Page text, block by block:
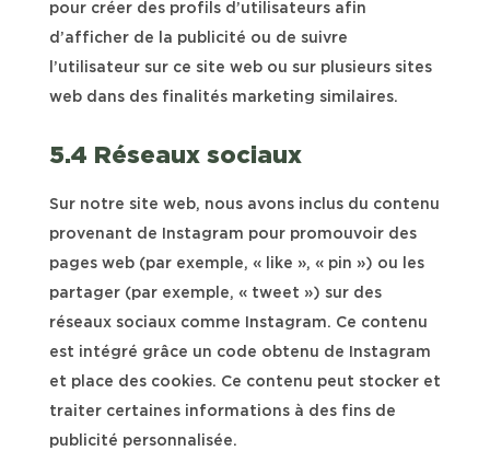
pour créer des profils d’utilisateurs afin
d’afficher de la publicité ou de suivre
l’utilisateur sur ce site web ou sur plusieurs sites
web dans des finalités marketing similaires.
5.4 Réseaux sociaux
Sur notre site web, nous avons inclus du contenu
provenant de Instagram pour promouvoir des
pages web (par exemple, « like », « pin ») ou les
partager (par exemple, « tweet ») sur des
réseaux sociaux comme Instagram. Ce contenu
est intégré grâce un code obtenu de Instagram
et place des cookies. Ce contenu peut stocker et
traiter certaines informations à des fins de
publicité personnalisée.